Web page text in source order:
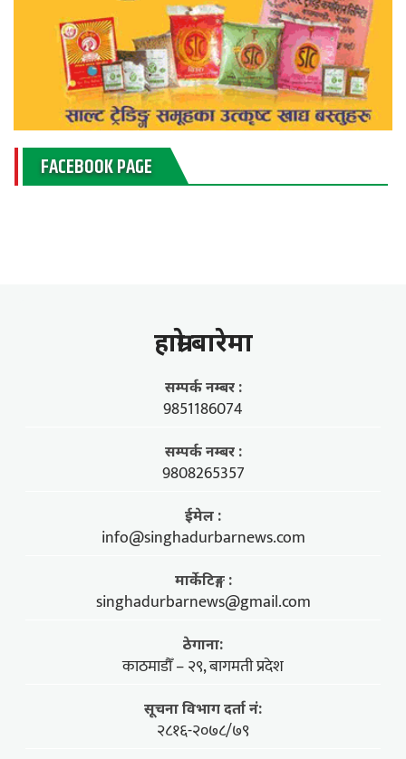
FACEBOOK PAGE
हाम्राे बारेमा
सम्पर्क नम्बर :
9851186074
सम्पर्क नम्बर :
9808265357
ईमेल :
info@singhadurbarnews.com
मार्केटिङ्ग :
singhadurbarnews@gmail.com
ठेगाना:
काठमाडौँ – २९, बागमती प्रदेश
सूचना विभाग दर्ता नं:
२८१६-२०७८/७९